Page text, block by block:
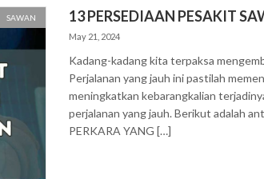
SAWAN 13 PERSEDIAAN PESAKIT
May 21, 2024
Kadang-kadang kita terpaksa
Perjalanan yang jauh ini pastilah
meningkatkan kebarangkalian
perjalanan yang jauh. Berikut adalah
PERKARA YANG […]